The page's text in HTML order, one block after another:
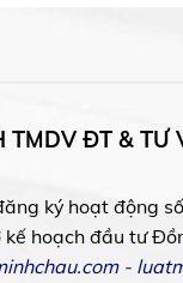
TMDV ĐT & TƯ
ký hoạt động
hoạch đầu tư
-